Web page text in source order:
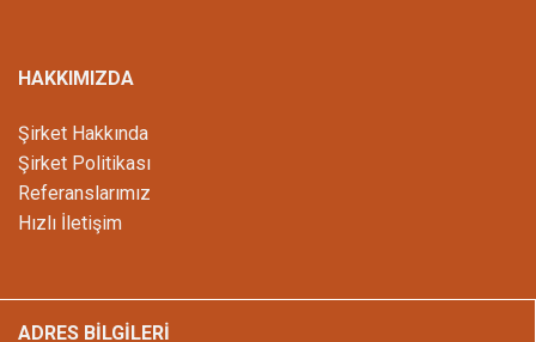
HAKKIMIZDA
Şirket Hakkında
Şirket Politikası
Referanslarımız
Hızlı İletişim
ADRES BİLGİLERİ